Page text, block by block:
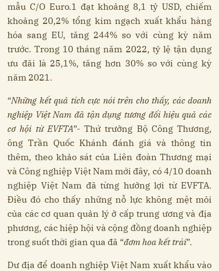
mẫu C/O Euro.1 đạt khoảng 8,1 tỷ USD, chiếm
khoảng 20,2% tổng kim ngạch xuất khẩu hàng
hóa sang EU, tăng 244% so với cùng kỳ năm
trước. Trong 10 tháng năm 2022, tỷ lệ tận dụng
ưu đãi là 25,1%, tăng hơn 30% so với cùng kỳ
năm 2021.
“Những kết quả tích cực nói trên cho thấy, các doanh
nghiệp Việt Nam đã tận dụng tương đối hiệu quả các
cơ hội từ EVFTA”- Thứ trưởng Bộ Công Thương,
ông Trần Quốc Khánh đánh giá và thông tin
thêm, theo khảo sát của Liên đoàn Thương mại
và Công nghiệp Việt Nam mới đây, có 4/10 doanh
nghiệp Việt Nam đã từng hưởng lợi từ EVFTA.
Điều đó cho thấy những nỗ lực không mệt mỏi
của các cơ quan quản lý ở cấp trung ương và địa
phương, các hiệp hội và cộng đồng doanh nghiệp
trong suốt thời gian qua đã “đơm hoa kết trái”.
Dư địa để doanh nghiệp Việt Nam xuất khẩu vào